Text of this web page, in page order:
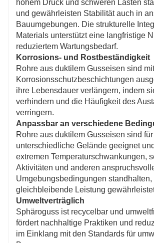
Betriebskosten. Diese Funktion ist
große Wasserversorgungs- und
Entwässerungssysteme von Vorteil.
hohem Druck und schweren Lasten
und gewährleisten Stabilität auch in
Bauumgebungen. Die strukturelle
Materials unterstützt eine langfristige
reduziertem Wartungsbedarf.
Korrosions- und Rostbeständigkeit
Rohre aus duktilem Gusseisen sind mit
Korrosionsschutzbeschichtungen
ihre Lebensdauer verlängern, indem
verhindern und die Häufigkeit des
verringern.
Anpassbar an verschiedene
Rohre aus duktilem Gusseisen sind für
unterschiedliche Gelände geeignet
extremen Temperaturschwankungen,
Aktivitäten und anderen
Umgebungsbedingungen
gleichbleibende Leistung
Umweltverträglich
Sphäroguss ist recycelbar und
fördert nachhaltige Praktiken und
im Einklang mit den Standards für